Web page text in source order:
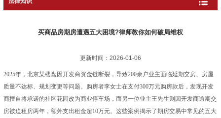
买商品房期房遭遇五大困境?律师教你如何破局维权
更新时间：2026-01-06
2025年，北京某楼盘因开发商资金链断裂，导致200余户业主面临延期交房、房屋
质量不达标、规划变更等问题。购房者李女士在支付300万元购房款后，发现开发
商擅自将承诺的社区花园改为商业停车场，而另一位业主王先生则因开发商逾期交
房被迫租房两年，额外支出租金超10万元。这些案例揭示了期房交易中常见的五大